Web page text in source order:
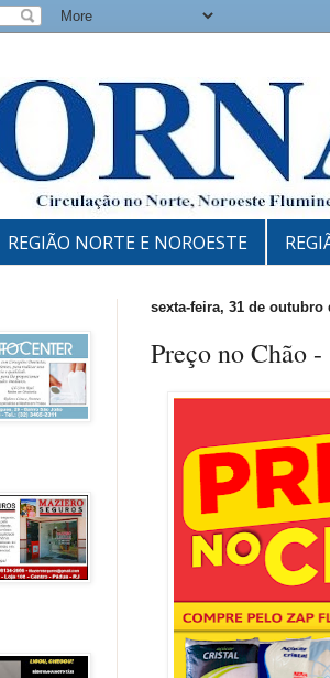
REGIÃO NORTE E NOROESTE
sexta-feira, 31 de outubro
Preço no Chão